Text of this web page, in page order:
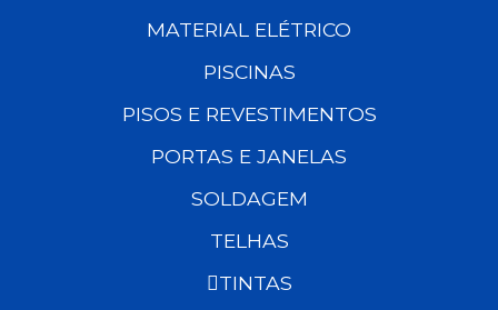
MATERIAL ELÉTRICO
PISCINAS
PISOS E REVESTIMENTOS
PORTAS E JANELAS
SOLDAGEM
TELHAS
TINTAS